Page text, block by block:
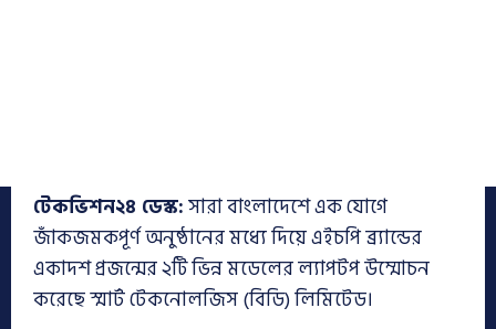
টেকভিশন২৪ ডেস্ক:সারা বাংলাদেশে এক যোগে
জাঁকজমকপূর্ণ অনুষ্ঠানের মধ্যে দিয়ে এইচপি ব্র্যান্ডের
একাদশ প্রজন্মের ২টি ভিন্ন মডেলের ল্যাপটপ উম্মোচন
করেছে স্মার্ট টেকনোলজিস (বিডি) লিমিটেড।